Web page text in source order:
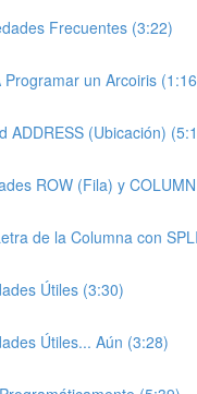
Frecuentes (3:22)
Programar un Arcoiris
ADDRESS (Ubicación)
ROW (Fila) y
de la Columna con
Útiles (3:30)
Útiles... Aún (3:28)